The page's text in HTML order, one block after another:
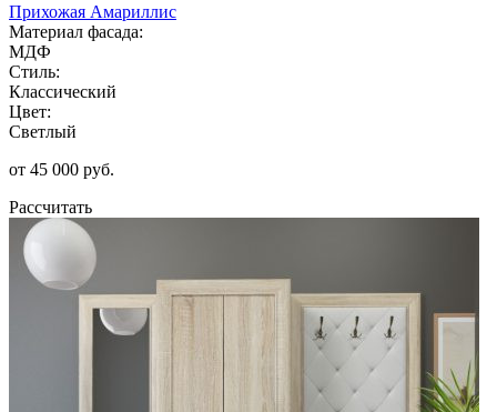
Прихожая Амариллис
Материал фасада:
МДФ
Стиль:
Классический
Цвет:
Светлый
от 45 000 руб.
Рассчитать